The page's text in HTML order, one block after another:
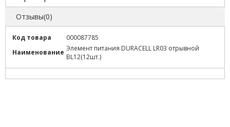
Отзывы(0)
Код товара
000087785
Наименование Элемент питания DURACELL LR03 отрывной
BL12(12шт.)